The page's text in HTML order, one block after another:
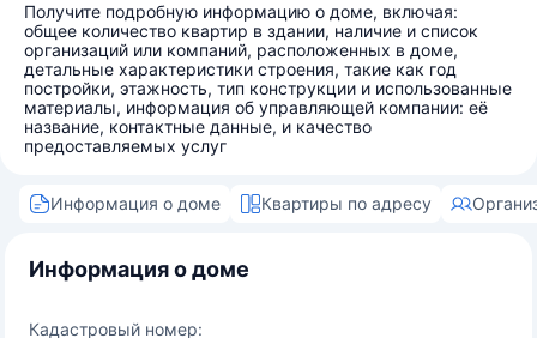
Получите подробную информацию о доме, включая:
общее количество квартир в здании, наличие и список
организаций или компаний, расположенных в доме,
детальные характеристики строения, такие как год
постройки, этажность, тип конструкции и использованные
материалы, информация об управляющей компании: её
название, контактные данные, и качество
предоставляемых услуг
Информация о доме Квартиры по адресу
Информация о доме
Кадастровый номер: